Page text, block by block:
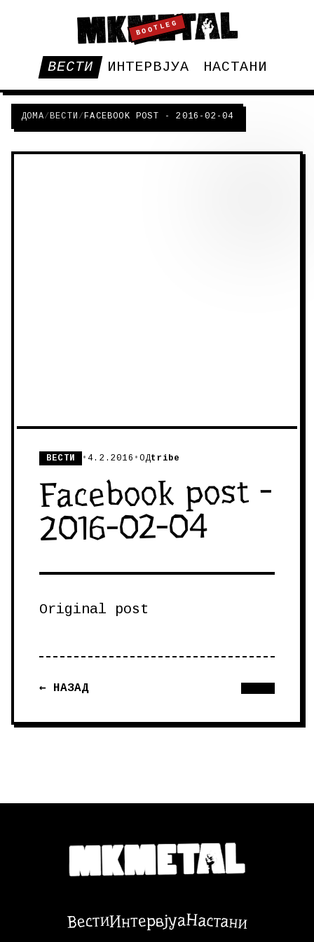
BOOTLEG
ВЕСТИ ИНТЕРВЈУА НАСТАНИ
ДОМА/ВЕСТИ /FACEBOOK POST - 2016-02-04
ВЕСТИ •4.2.2016 •ОДtribe
Facebook post -
2016-02-04
Original post
← НАЗАД
ВестиИнтервјуаНастани